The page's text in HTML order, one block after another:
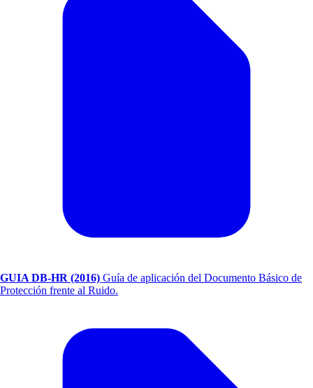
GUIA DB-HR (2016) Guía de aplicación del Documento Básico de
Protección frente al Ruido.